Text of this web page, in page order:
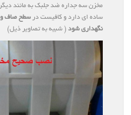
مخزن سه جداره ضد جلبک به مانند
ساده ای دارد و کافیست در سطح صاف و
نگهداری شود ( شبیه به تصاویر ذیل)